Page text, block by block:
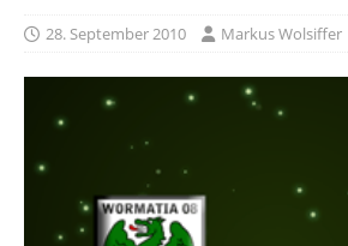
28. September 2010 Markus Wolsiffer